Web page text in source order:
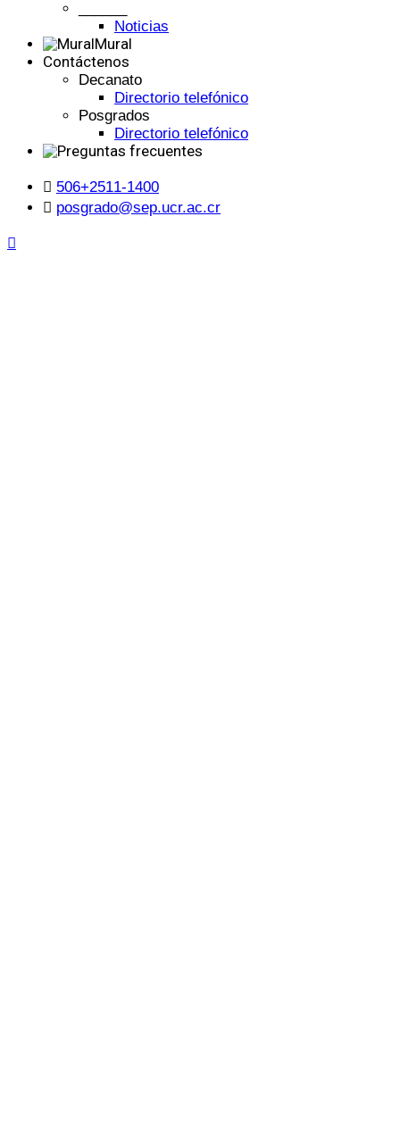
Noticias
Mural
Contáctenos
Decanato
Directorio telefónico
Posgrados
Directorio telefónico
506+2511-1400
posgrado@sep.ucr.ac.cr